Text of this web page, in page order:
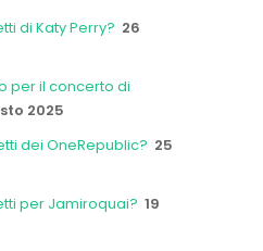
di Katy Perry? 26
per il concerto di
2025
dei OneRepublic? 25
per Jamiroquai? 19